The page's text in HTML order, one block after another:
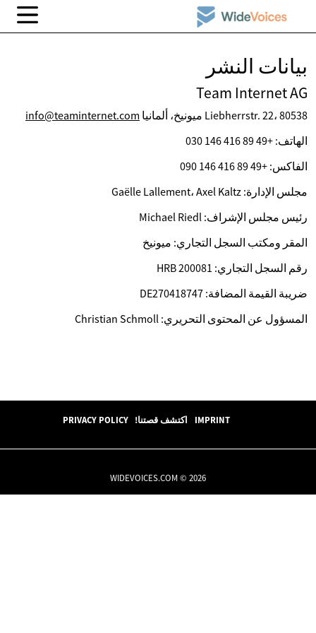
بيانات النشر
Team Internet AG
Liebherrstr. 22، 80538 ميونيخ، ألمانيا
info@teaminternet.com
الهاتف: +49 89 416 146 030
الفاكس: +49 89 416 146 090
مجلس الإدارة: Gaëlle Lallement، Axel Kaltz
رئيس مجلس الإشراف: Michael Riedl
المقر ومكتب السجل التجاري: ميونيخ
رقم السجل التجاري: HRB 200081
ضريبة القيمة المضافة: DE270418747
المسؤول عن المحتوى التحريري: Christian Schmoll
IMPRINT اكتشف قصتنا! PRIVACY POLICY
WIDEVOICES.COM © 2026